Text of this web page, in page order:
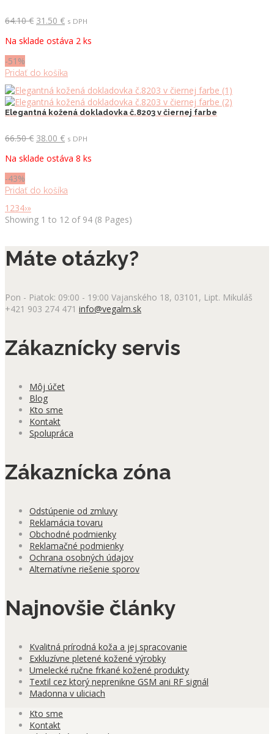
64.10€ Pôvodná
bola:
31.50 €Aktuálna
je:
s DPH
Na sklade ostáva 2 ks
-51%
Pridať do košíka
Elegantná kožená dokladovka č.8203 v čiernej farbe
66.50€ Pôvodná
bola:
38.00 €Aktuálna
je:
s DPH
Na sklade ostáva 8 ks
-43%
Pridať do košíka
1 234›»
Showing 1 to 12 of 94 (8 Pages)
Máte otázky?
Pon - Piatok: 09:00 - 19:00 Vajanského 18, 03101, Lipt. Mikuláš
+421 903 274 471 info@vegalm.sk
Zákaznícky servis
Môj účet
Blog
Kto sme
Kontakt
Spolupráca
Zákaznícka zóna
Odstúpenie od zmluvy
Reklamácia tovaru
Obchodné podmienky
Reklamačné podmienky
Ochrana osobných údajov
Alternatívne riešenie sporov
Najnovšie články
Kvalitná prírodná koža a jej spracovanie
Exkluzívne pletené kožené výrobky
Umelecké ručne frkané kožené produkty
Textil cez ktorý neprenikne GSM ani RF signál
Madonna v uliciach
Kto sme
Kontakt